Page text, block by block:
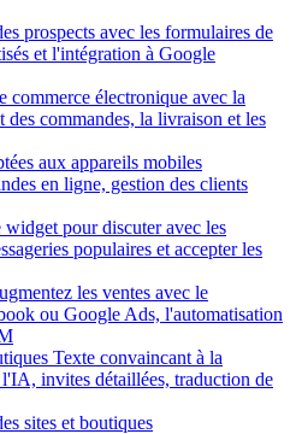
prospects avec les formulaires de
et l'intégration à Google
commerce électronique avec la
des commandes, la livraison et les
aux appareils mobiles
en ligne, gestion des clients
pour discuter avec les
populaires et accepter les
les ventes avec le
ou Google Ads, l'automatisation
Texte convaincant à la
l'IA, invites détaillées, traduction de
sites et boutiques